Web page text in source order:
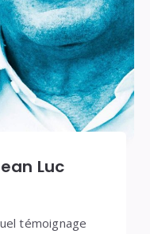
Luc
témoignage